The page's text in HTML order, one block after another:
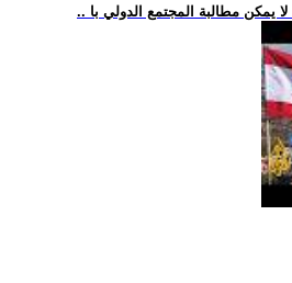
يمكن مطالبة المجتمع الدولي با